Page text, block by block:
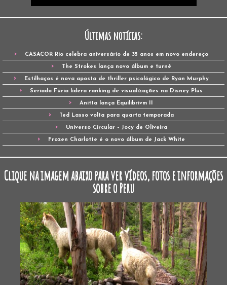
Últimas notícias:
CASACOR Rio celebra aniversário de 35 anos em novo endereço
The Strokes lança novo álbum e turnê
Estilhaços é nova aposta de thriller psicológico de Ryan Murphy
Seriado Fúria lidera ranking de visualizações na Disney Plus
Anitta lança Equilibrivm II
Ted Lasso volta para quarta temporada
Universo Circular – Jocy de Oliveira
Frozen Charlotte é o novo álbum de Jack White
Clique na imagem abaixo para ver vídeos, fotos e informações
sobre o Peru